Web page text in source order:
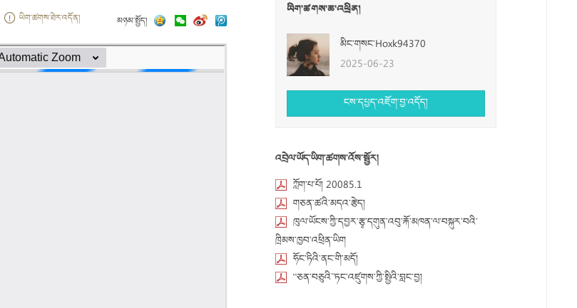
མཉམ་སྤྱོད།
ཡིག་ཚགས་ཐེར་འདོན།
ཡིག་ཚགས་ཆ་འཕྲིན།
མིང་གསང་Hoxk94370
2025-06-23
ངས་དཔྱད་འཇོག་བྱ་འདོད།
འབྲེལ་ཡོད་ཡིག་ཚགས་འོས་སྦྱོར།
ཀློག་པ་པོ། 20085.1
གཅན་ཚའི་མདའ་རྩེད།
ཁུལ་ཡོངས་ཀྱི་དབྱར་རྩྭ་དགུན་འབུ་རྐོ་མཁན་ལ་བསྐུར་བའི་
ཁྲིམས་ཁྱབ་འཕྲིན་ཡིག
ཧོང་ཏིའི་ནང་གི་མདོ།
“ཅན་བཅུའི”ཏང་འཛུགས་ཀྱི་སྤྱིའི་བླང་བྱ།